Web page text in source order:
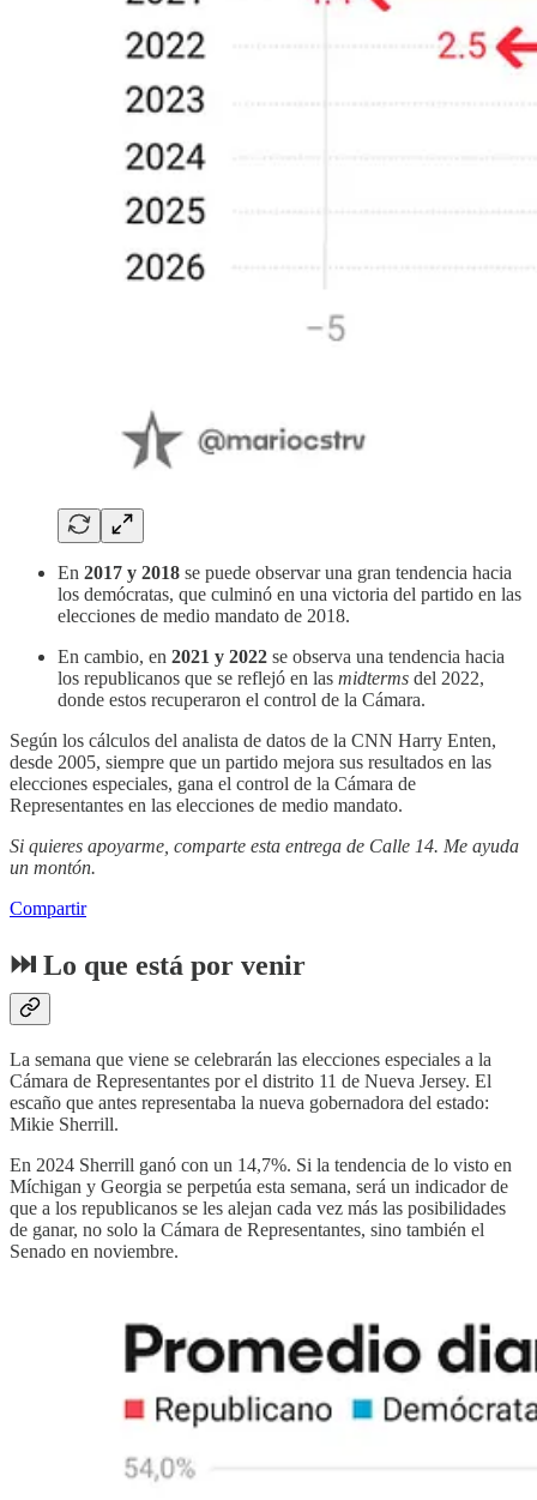
En 2017 y 2018 se puede observar una gran tendencia hacia
los demócratas, que culminó en una victoria del partido en las
elecciones de medio mandato de 2018.
En cambio, en 2021 y 2022 se observa una tendencia hacia
los republicanos que se reflejó en las midterms del 2022,
donde estos recuperaron el control de la Cámara.
Según los cálculos del analista de datos de la CNN Harry Enten,
desde 2005, siempre que un partido mejora sus resultados en las
elecciones especiales, gana el control de la Cámara de
Representantes en las elecciones de medio mandato.
Si quieres apoyarme, comparte esta entrega de Calle 14. Me ayuda
un montón.
Compartir
⏭️ Lo que está por venir
La semana que viene se celebrarán las elecciones especiales a la
Cámara de Representantes por el distrito 11 de Nueva Jersey. El
escaño que antes representaba la nueva gobernadora del estado:
Mikie Sherrill.
En 2024 Sherrill ganó con un 14,7%. Si la tendencia de lo visto en
Míchigan y Georgia se perpetúa esta semana, será un indicador de
que a los republicanos se les alejan cada vez más las posibilidades
de ganar, no solo la Cámara de Representantes, sino también el
Senado en noviembre.